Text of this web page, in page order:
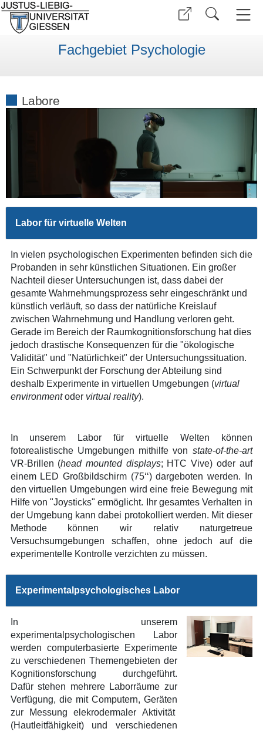
Fachgebiet Psychologie
Labore
Labor für virtuelle Welten
In vielen psychologischen Experimenten befinden sich die
Probanden in sehr künstlichen Situationen. Ein großer
Nachteil dieser Untersuchungen ist, dass dabei der
gesamte Wahrnehmungsprozess sehr eingeschränkt und
künstlich verläuft, so dass der natürliche Kreislauf
zwischen Wahrnehmung und Handlung verloren geht.
Gerade im Bereich der Raumkognitionsforschung hat dies
jedoch drastische Konsequenzen für die "ökologische
Validität" und "Natürlichkeit" der Untersuchungssituation.
Ein Schwerpunkt der Forschung der Abteilung sind
deshalb Experimente in virtuellen Umgebungen (virtual
environmentoder virtual reality).
In unserem Labor für virtuelle Welten können
fotorealistische Umgebungen mithilfe von state-of-the-art
VR-Brillen (head mounted displays; HTC Vive) oder auf
einem LED Großbildschirm (75‘‘) dargeboten werden. In
den virtuellen Umgebungen wird eine freie Bewegung mit
Hilfe von "Joysticks" ermöglicht. Ihr gesamtes Verhalten in
der Umgebung kann dabei protokolliert werden. Mit dieser
Methode können wir relativ naturgetreue
Versuchsumgebungen schaffen, ohne jedoch auf die
experimentelle Kontrolle verzichten zu müssen.
Experimentalpsychologisches Labor
In unserem
experimentalpsychologischen Labor
werden computerbasierte Experimente
zu verschiedenen Themengebieten der
Kognitionsforschung durchgeführt.
Dafür stehen mehrere Laborräume zur
Verfügung, die mit Computern, Geräten
zur Messung elekrodermaler Aktivität
(Hautleitfähigkeit) und verschiedenen